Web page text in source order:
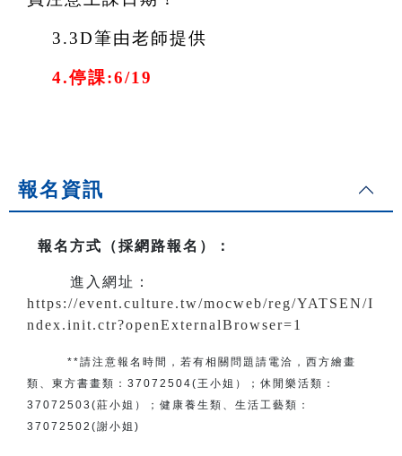
3.3D筆由老師提供
4.停課:6/19
報名資訊
報名方式（採網路報名） ：
進入網址：
https://event.culture.tw/mocweb/reg/YATSEN/I
ndex.init.ctr?openExternalBrowser=1
**請注意報名時間，若有相關問題 請電洽 ， 西方繪畫
類、東方書畫類： 37072504(王小姐） ； 休閒樂活類：
37072503(莊小姐）； 健康養生類、生活工藝類：
37072502(謝小姐)